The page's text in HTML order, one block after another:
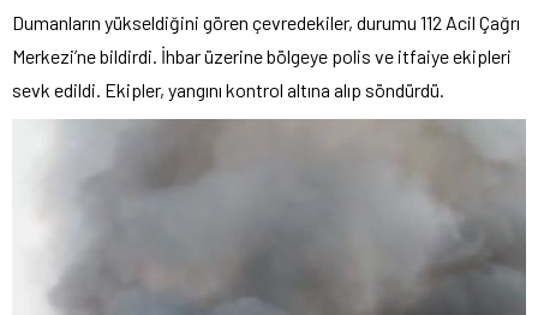
Dumanların yükseldiğini gören çevredekiler, durumu 112 Acil Çağrı
Merkezi’ne bildirdi. İhbar üzerine bölgeye polis ve itfaiye ekipleri
sevk edildi. Ekipler, yangını kontrol altına alıp söndürdü.